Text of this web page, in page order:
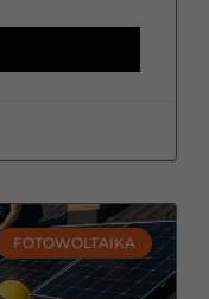
FOTOWOLTAIKA